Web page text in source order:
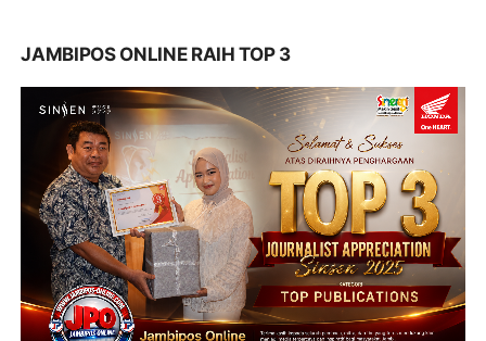
JAMBIPOS ONLINE RAIH TOP 3